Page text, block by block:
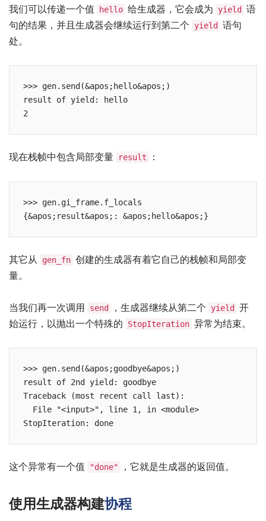
我们可以传递一个值 hello 给生成器，它会成为 yield
语
句的结果，并且生成器会继续运行到第二个
yield
语句
处。
>>> gen.send(&apos;hello&apos;)
result of yield: hello
现在栈帧中包含局部变量 result ：
>>> gen.gi_frame.f_locals
其它从 gen_fn 创建的生成器有着它自己的栈帧和局部变
量。
当我们再一次调用 send ，生成器继续从第二个 yield
开
始运行，以抛出一个特殊的
StopIteration 异常为结束。
>>> gen.send(&apos;goodbye&apos;)
result of 2nd yield: goodbye
Traceback (most recent call last):
  File "<input>", line 1, in <module>
这个异常有一个值 "done" ，它就是生成器的返回值。
使用生成器构建协程